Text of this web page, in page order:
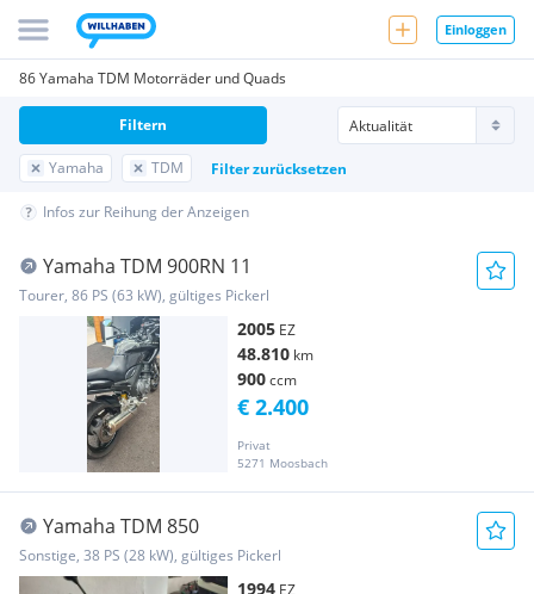
Einloggen
86 Yamaha TDM Motorräder und Quads
Yamaha TDM Filter zurücksetzen
Filtern
Infos zur Reihung der Anzeigen
Yamaha TDM 900RN 11
Tourer, 86 PS (63 kW), gültiges Pickerl
2005 EZ
48.810 km
900ccm
Privat
5271 Moosbach
€ 2.400
Yamaha TDM 850
Sonstige, 38 PS (28 kW), gültiges Pickerl
1994